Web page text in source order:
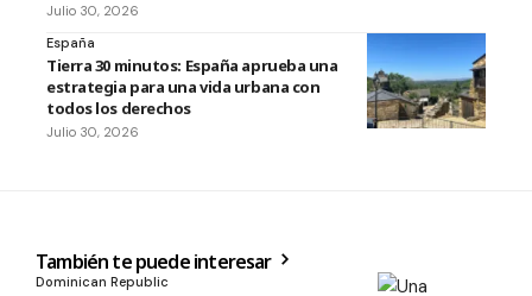
Julio 30, 2026
España
Tierra 30 minutos: España aprueba una
estrategia para una vida urbana con
todos los derechos
Julio 30, 2026
También te puede interesar
Dominican Republic